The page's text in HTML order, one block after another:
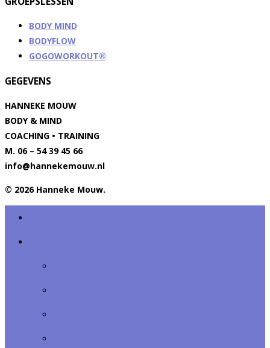
BODY MIND
BODYFLOW
GOGOWORKOUT®
GEGEVENS
HANNEKE MOUW
BODY & MIND
COACHING • TRAINING
M. 06 – 54 39 45 66
info@hannekemouw.nl
© 2026 Hanneke Mouw.